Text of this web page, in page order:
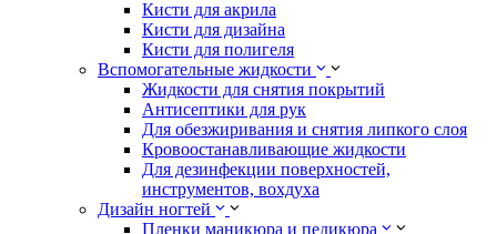
Кисти для акрила
Кисти для дизайна
Кисти для полигеля
Вспомогательные жидкости
Жидкости для снятия покрытий
Антисептики для рук
Для обезжиривания и снятия липкого слоя
Кровоостанавливающие жидкости
Для дезинфекции поверхностей,
инструментов, вохдуха
Дизайн ногтей
Пленки маникюра и педикюра